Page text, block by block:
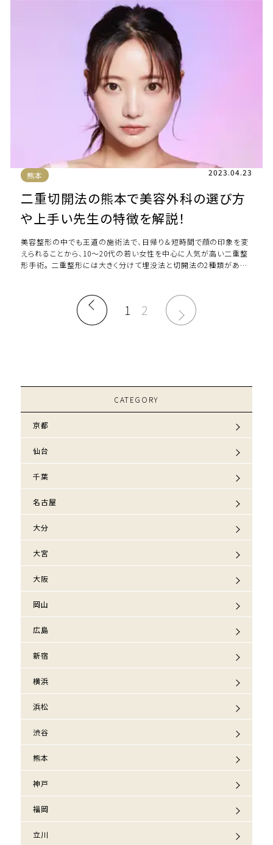
熊本 2023.04.23
二重切開法の熊本で美容外科の選び方
や上手い先生の特徴を解説！
美容整形の中でも王道の施術法で、日帰り＆短時間で顔の印象を変
えられることから、10～20代の若い女性を中心に人気が高い二重整
形手術。 二重整形には大きく分けて埋没法と切開法の2種類があり、
1 2
CATEGORY
京都
仙台
千葉
名古屋
大分
大宮
大阪
岡山
広島
新宿
横浜
浜松
渋谷
熊本
神戸
福岡
立川